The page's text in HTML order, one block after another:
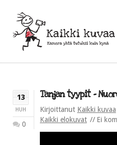
13
HUH
0
Tanjan tyypit –
Kirjoittanut Kaikki kuvaa
Kaikki elokuvat
Ei